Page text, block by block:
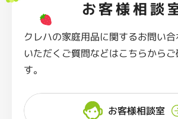
お客様相談
クレハの家庭用品に関するお問い
いただくご質問などはこちらから
す。
お客様相談室